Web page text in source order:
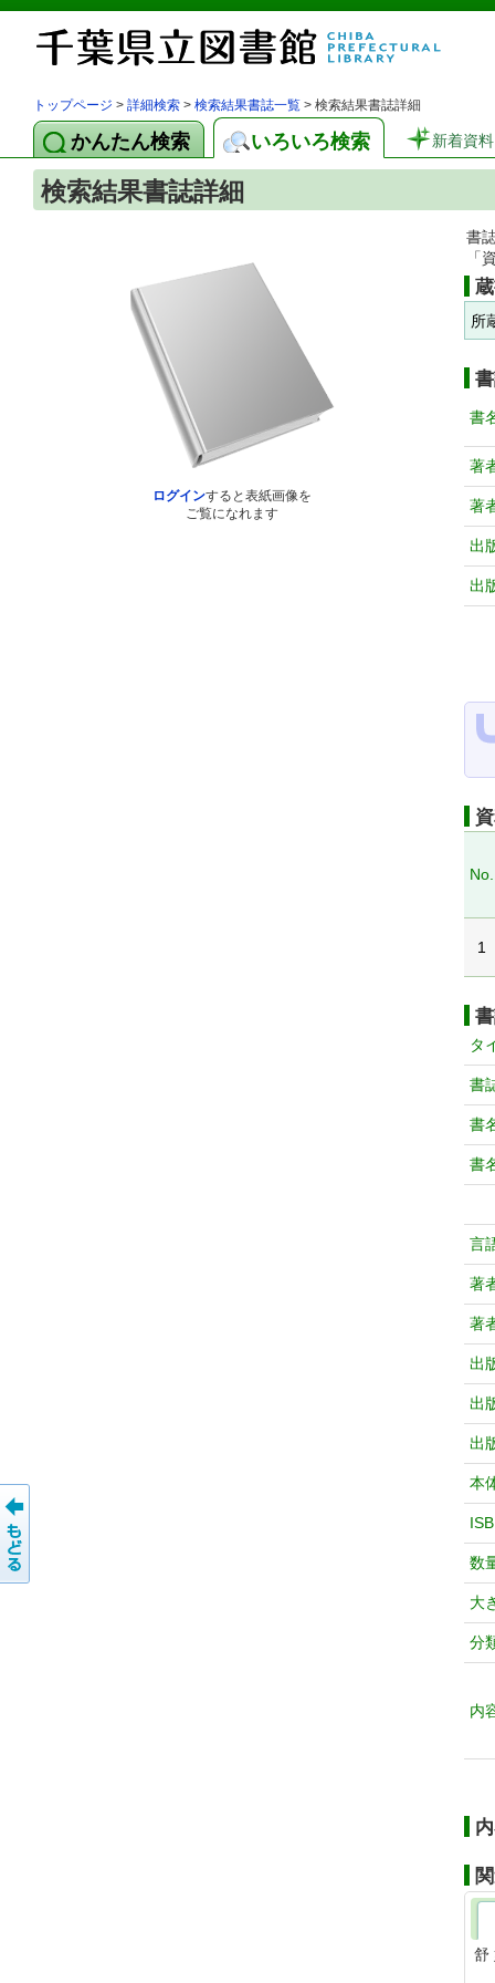
トップページ > 詳細検索 > 検索結果書誌一覧 > 検索結果書誌詳細
かんたん検索 いろいろ検索 新着資料
検索結果書誌詳細
ログインすると表紙画像を
ご覧になれます
書
「
所
書
著
著
出
出
No.
1
タ
書
書
書
言
著
著
出
出
出
本
数
大
分
内
舒